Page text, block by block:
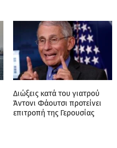
Διώξεις κατά του γιατρού
Άντονι Φάουτσι προτείνει
επιτροπή της Γερουσίας